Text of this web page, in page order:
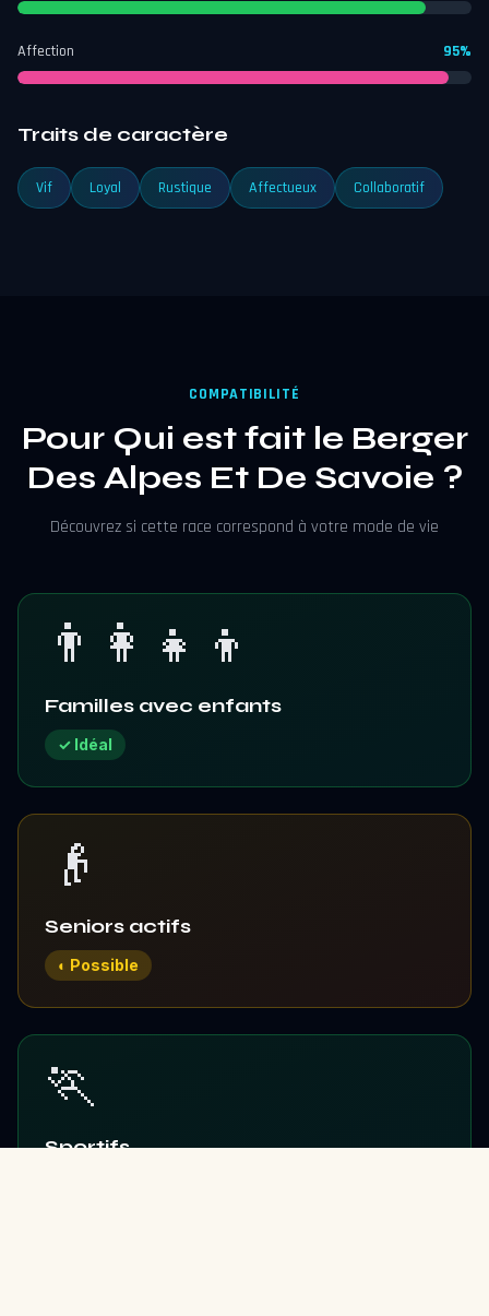
Affection 95%
Traits de caractère
Vif Loyal Rustique Affectueux Collaboratif
COMPATIBILITÉ
Pour Qui est fait le Berger
Des Alpes Et De Savoie ?
Découvrez si cette race correspond à votre mode de vie
👨‍👩‍👧‍👦
Familles avec enfants
✓ Idéal
👴
Seniors actifs
◐ Possible
🏃
Sportifs